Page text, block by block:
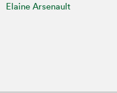
Elaine Arsenault